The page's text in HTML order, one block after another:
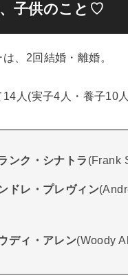
子供のこと♡
、2回結婚・離婚。
人(実子4人・養子10人
ンク・シナトラ (Frank
ドレ・プレヴィン
ディ・アレン(Woody